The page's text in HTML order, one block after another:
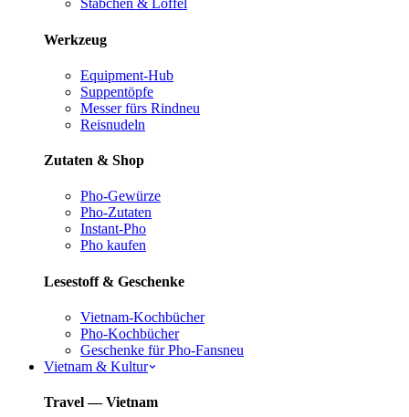
Stäbchen & Löffel
Werkzeug
Equipment-Hub
Suppentöpfe
Messer fürs Rindneu
Reisnudeln
Zutaten & Shop
Pho-Gewürze
Pho-Zutaten
Instant-Pho
Pho kaufen
Lesestoff & Geschenke
Vietnam-Kochbücher
Pho-Kochbücher
Geschenke für Pho-Fansneu
Vietnam & Kultur
Travel — Vietnam